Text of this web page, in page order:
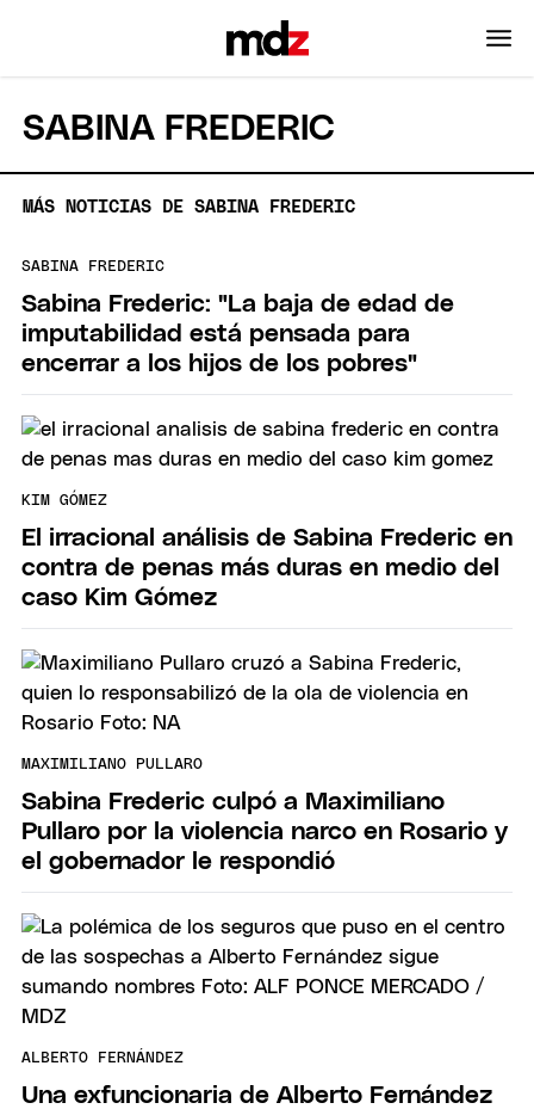
SABINA FREDERIC
MÁS NOTICIAS DE SABINA FREDERIC
SABINA FREDERIC
Sabina Frederic: "La baja de edad de
imputabilidad está pensada para
encerrar a los hijos de los pobres"
KIM GÓMEZ
El irracional análisis de Sabina Frederic en
contra de penas más duras en medio del
caso Kim Gómez
MAXIMILIANO PULLARO
Sabina Frederic culpó a Maximiliano
Pullaro por la violencia narco en Rosario y
el gobernador le respondió
ALBERTO FERNÁNDEZ
Una exfuncionaria de Alberto Fernández